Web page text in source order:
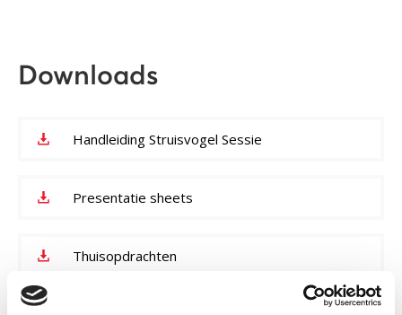
Downloads
Handleiding Struisvogel Sessie
Presentatie sheets
Thuisopdrachten